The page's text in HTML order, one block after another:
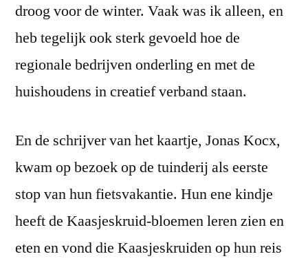
droog voor de winter. Vaak was ik alleen, en
heb tegelijk ook sterk gevoeld hoe de
regionale bedrijven onderling en met de
huishoudens in creatief verband staan.
En de schrijver van het kaartje, Jonas Kocx,
kwam op bezoek op de tuinderij als eerste
stop van hun fietsvakantie. Hun ene kindje
heeft de Kaasjeskruid-bloemen leren zien en
eten en vond die Kaasjeskruiden op hun reis